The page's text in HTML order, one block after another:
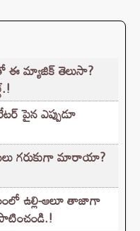
ఈ మ్యాజిక్ తెలుసా?
పైన ఎప్పుడూ
గరుకుగా మారాయా?
ఉల్లి-ఆలూ తాజాగా